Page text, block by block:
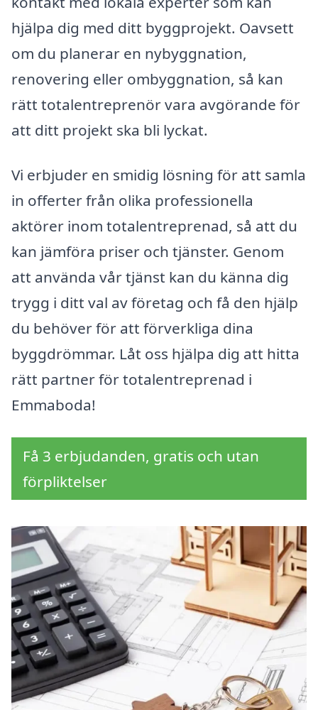
hjälpa dig med ditt byggprojekt. Oavsett
om du planerar en nybyggnation,
renovering eller ombyggnation, så kan
rätt totalentreprenör vara avgörande för
att ditt projekt ska bli lyckat.
Vi erbjuder en smidig lösning för att samla
in offerter från olika professionella
aktörer inom totalentreprenad, så att du
kan jämföra priser och tjänster. Genom
att använda vår tjänst kan du känna dig
trygg i ditt val av företag och få den hjälp
du behöver för att förverkliga dina
byggdrömmar. Låt oss hjälpa dig att hitta
rätt partner för totalentreprenad i
Emmaboda!
Få 3 erbjudanden, gratis och utan
förpliktelser